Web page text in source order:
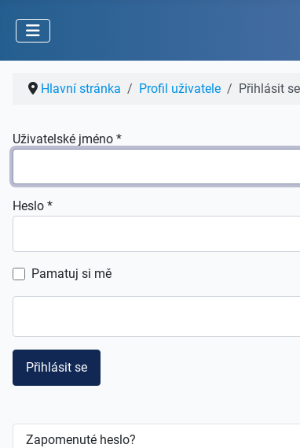
Hlavní stránka Profil uživatele Přihlásit se
Uživatelské jméno *
Heslo *
Pamatuj si mě
Přihlásit se
Zapomenuté heslo?